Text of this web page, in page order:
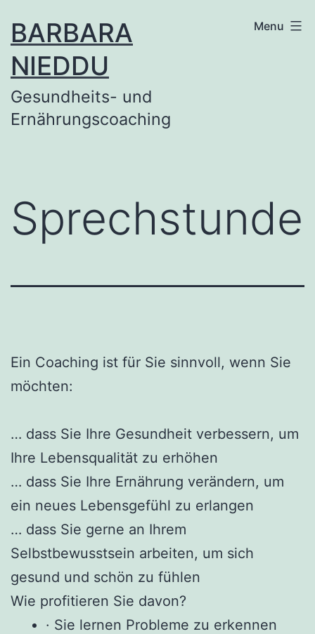
content
BARBARA
NIEDDU
Gesundheits- und
Ernährungscoaching
Menu
Sprechstunde
Ein Coaching ist für Sie sinnvoll, wenn Sie
möchten:
… dass Sie Ihre Gesundheit verbessern, um
Ihre Lebensqualität zu erhöhen
… dass Sie Ihre Ernährung verändern, um
ein neues Lebensgefühl zu erlangen
… dass Sie gerne an Ihrem
Selbstbewusstsein arbeiten, um sich
gesund und schön zu fühlen
Wie profitieren Sie davon?
· Sie lernen Probleme zu erkennen